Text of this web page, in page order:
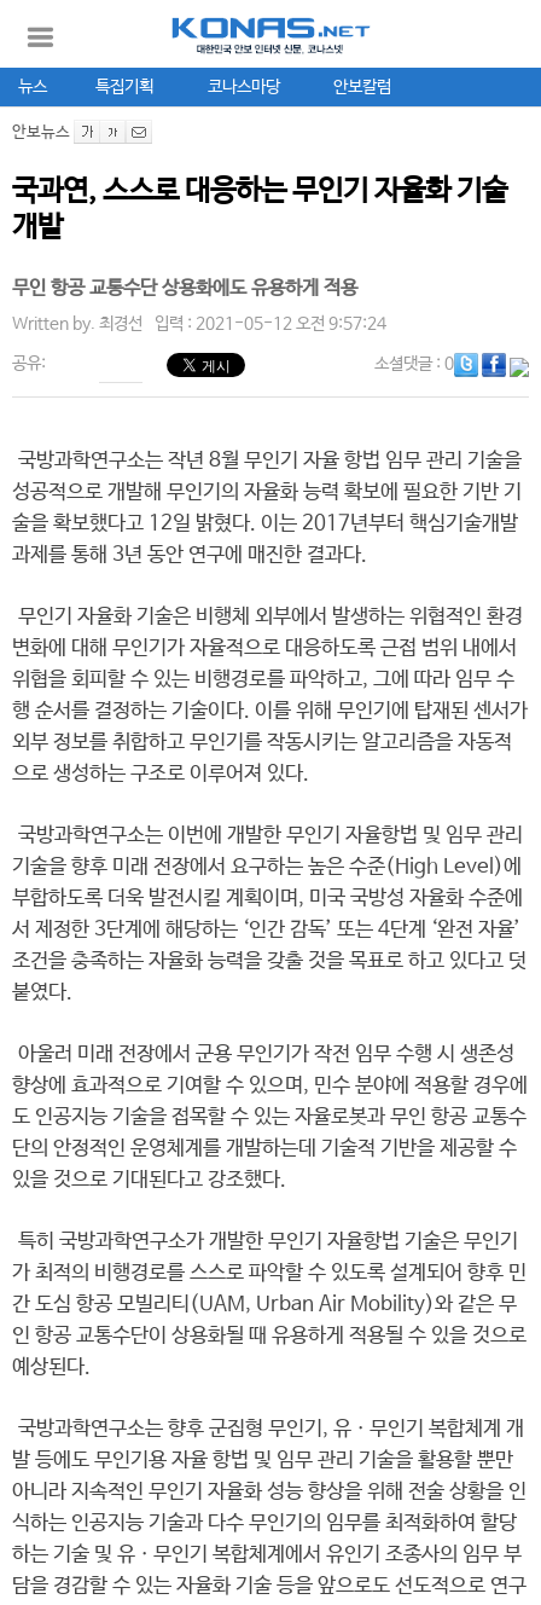
뉴스 특집기획 코나스마당 안보칼럼
안보뉴스
국과연, 스스로 대응하는 무인기 자율화 기술
개발
무인 항공 교통수단 상용화에도 유용하게 적용
Written by. 최경선 입력 : 2021-05-12 오전 9:57:24
공유: 소셜댓글: 0
국방과학연구소는 작년 8월 무인기 자율 항법 임무 관리 기술을
성공적으로 개발해 무인기의 자율화 능력 확보에 필요한 기반 기
술을 확보했다고 12일 밝혔다. 이는 2017년부터 핵심기술개발
과제를 통해 3년 동안 연구에 매진한 결과다.
무인기 자율화 기술은 비행체 외부에서 발생하는 위협적인 환경
변화에 대해 무인기가 자율적으로 대응하도록 근접 범위 내에서
위협을 회피할 수 있는 비행경로를 파악하고, 그에 따라 임무 수
행 순서를 결정하는 기술이다. 이를 위해 무인기에 탑재된 센서가
외부 정보를 취합하고 무인기를 작동시키는 알고리즘을 자동적
으로 생성하는 구조로 이루어져 있다.
국방과학연구소는 이번에 개발한 무인기 자율항법 및 임무 관리
기술을 향후 미래 전장에서 요구하는 높은 수준(High Level)에
부합하도록 더욱 발전시킬 계획이며, 미국 국방성 자율화 수준에
서 제정한 3단계에 해당하는 ‘인간 감독’ 또는 4단계 ‘완전 자율’
조건을 충족하는 자율화 능력을 갖출 것을 목표로 하고 있다고 덧
붙였다.
아울러 미래 전장에서 군용 무인기가 작전 임무 수행 시 생존성
향상에 효과적으로 기여할 수 있으며, 민수 분야에 적용할 경우에
도 인공지능 기술을 접목할 수 있는 자율로봇과 무인 항공 교통수
단의 안정적인 운영체계를 개발하는데 기술적 기반을 제공할 수
있을 것으로 기대된다고 강조했다.
특히 국방과학연구소가 개발한 무인기 자율항법 기술은 무인기
가 최적의 비행경로를 스스로 파악할 수 있도록 설계되어 향후 민
간 도심 항공 모빌리티(UAM, Urban Air Mobility)와 같은 무
인 항공 교통수단이 상용화될 때 유용하게 적용될 수 있을 것으로
예상된다.
국방과학연구소는 향후 군집형 무인기, 유ㆍ무인기 복합체계 개
발 등에도 무인기용 자율 항법 및 임무 관리 기술을 활용할 뿐만
아니라 지속적인 무인기 자율화 성능 향상을 위해 전술 상황을 인
식하는 인공지능 기술과 다수 무인기의 임무를 최적화하여 할당
하는 기술 및 유ㆍ무인기 복합체계에서 유인기 조종사의 임무 부
담을 경감할 수 있는 자율화 기술 등을 앞으로도 선도적으로 연구